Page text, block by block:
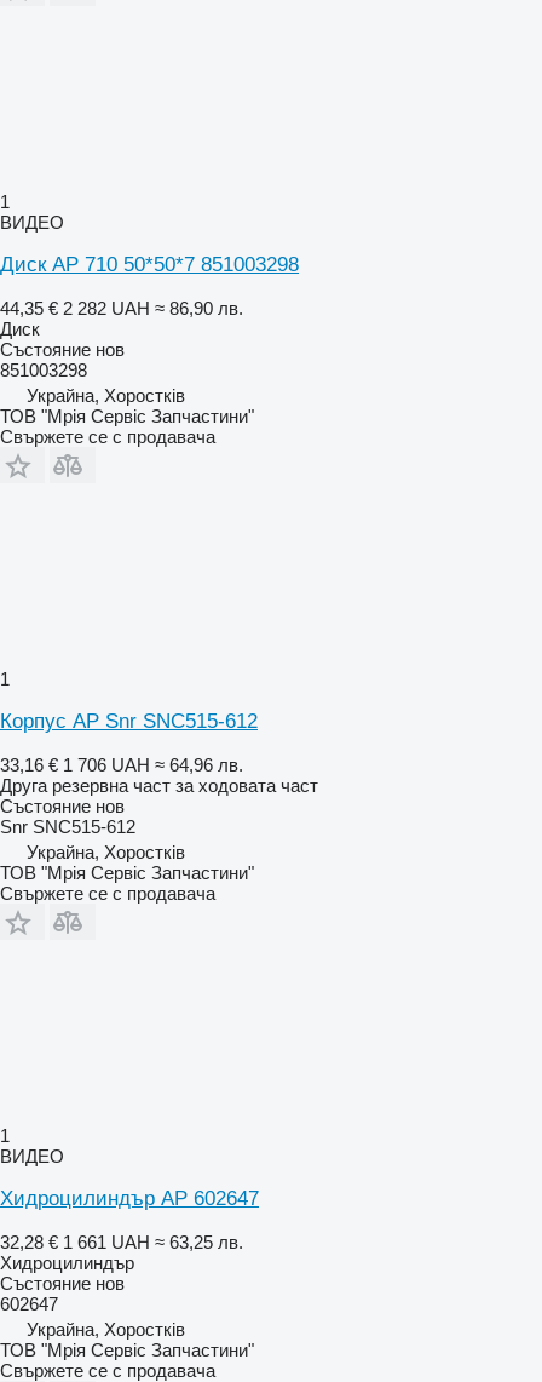
1
ВИДЕО
Диск AP 710 50*50*7 851003298
44,35 € 2 282 UAH ≈ 86,90 лв.
Диск
Състояние нов
851003298
Украйна, Хоростків
ТОВ "Мрія Сервіс Запчастини"
Свържете се с продавача
1
Корпус AP Snr SNC515-612
33,16 € 1 706 UAH ≈ 64,96 лв.
Друга резервна част за ходовата част
Състояние нов
Snr SNC515-612
Украйна, Хоростків
ТОВ "Мрія Сервіс Запчастини"
Свържете се с продавача
1
ВИДЕО
Хидроцилиндър AP 602647
32,28 € 1 661 UAH ≈ 63,25 лв.
Хидроцилиндър
Състояние нов
602647
Украйна, Хоростків
ТОВ "Мрія Сервіс Запчастини"
Свържете се с продавача